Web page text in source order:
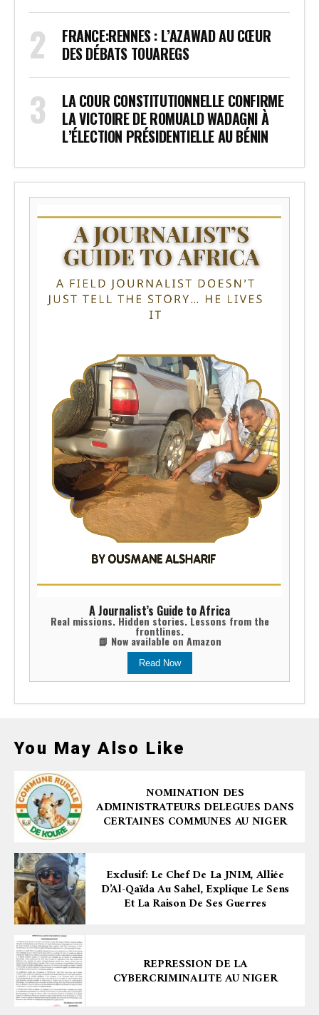
FRANCE:RENNES : L’AZAWAD AU CŒUR
DES DÉBATS TOUAREGS
LA COUR CONSTITUTIONNELLE CONFIRME
LA VICTOIRE DE ROMUALD WADAGNI À
L’ÉLECTION PRÉSIDENTIELLE AU BÉNIN
A Journalist’s Guide to Africa
Real missions. Hidden stories. Lessons from the
frontlines.
📘 Now available on Amazon
Read Now
You May Also Like
NOMINATION DES
ADMINISTRATEURS DELEGUES DANS
CERTAINES COMMUNES AU NIGER
Exclusif: Le Chef De La JNIM, Alliée
D’Al-Qaïda Au Sahel, Explique Le Sens
Et La Raison De Ses Guerres
REPRESSION DE LA
CYBERCRIMINALITE AU NIGER